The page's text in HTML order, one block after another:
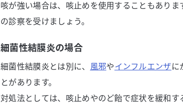
咳が強い場合は、咳止めを使用することもあり
の診察を受けましょう。
細菌性結膜炎の場合
細菌性結膜炎とは別に、 風邪やインフルエンザ に
とがあります。
対処法としては、咳止めやのど飴で症状を緩和